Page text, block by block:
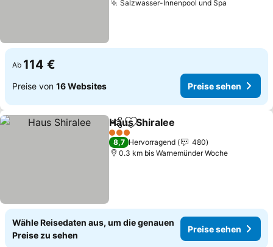
Salzwasser-Innenpool und Spa
Ab 114 €
Preise von 16 Websites Preise sehen
TeilenZu Favoriten hinzufügen
Haus Shiralee
3 Sterne
8,7 Hervorragend
480
0.3 km bis Warnemünder Woche
Wähle Reisedaten aus, um die genauen
Preise zu sehen
Preise sehen